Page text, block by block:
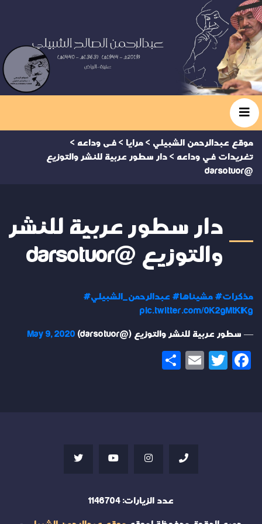
موقع عبدالرحمن الشبيلي > مرايا > فى وداعه >
تغريدات في وداعه > دار سطور عربية للنشر والتوزيع
@darsotuor
دار سطور عربية للنشر
والتوزيع @darsotuor
#عبدالرحمن_الشبيلي #مشيناها
#مذكرات
pic.twitter.com/0K2gMtKIKg
— سطور عربية للنشر والتوزيع (@darsotuor) May 9, 2020
Facebook
Twitter
Email
عدد الزيارات: 1146704